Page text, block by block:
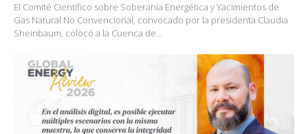
El Comité Científico sobre Soberanía Energética y Yacimientos de
Gas Natural No Convencional, convocado por la presidenta Claudia
Sheinbaum, colocó a la Cuenca de...